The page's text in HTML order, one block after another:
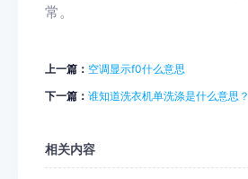
常。
上一篇： 空调显示f0什么意思
下一篇： 谁知道洗衣机单洗涤是什么意思？
相关内容